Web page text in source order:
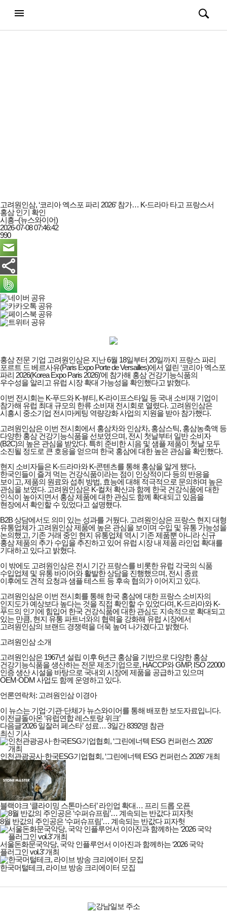
전체메뉴
열기/
검색
열기/
고려원인삼, ‘코리아 엑스포 파리 2026’ 참가… K-드라마 타고 프랑스서
홍삼 인기 확인
시흥--(뉴스와이어)
2026-07-08 07:46:42
990
홍삼 전문 기업 고려원인삼은 지난 6월 18일부터 20일까지 프랑스 파리
포르트 드 베르사유(Paris Expo Porte de Versailles)에서 열린 ‘코리아 엑스포
파리 2026(Korea Expo Paris 2026)’에 참가해 홍삼 건강기능식품의
우수성을 알리고 유럽 시장 확대 가능성을 확인했다고 밝혔다.
이번 전시회는 K-푸드와 K-뷰티, K-라이프스타일 등 국내 소비재 기업이
참가해 유럽 최대 규모의 한류 소비재 전시회로 열렸다. 고려원인삼은
시흥시 중소기업 전시마케팅 역량강화 사업의 지원을 받아 참가했다.
고려원인삼은 이번 전시회에서 홍삼차와 인삼차, 홍삼스틱, 홍삼농축액 등
다양한 홍삼 건강기능식품을 선보였으며, 전시 첫날부터 일반 소비자
(B2C)의 높은 관심을 받았다. 특히 준비한 시음 및 샘플 제품이 첫날 모두
소진될 정도로 큰 호응을 얻으며 한국 홍삼에 대한 높은 관심을 확인했다.
현지 소비자들은 K-드라마와 K-콘텐츠를 통해 홍삼을 알게 됐다,
한국인들이 즐겨 먹는 건강식품이라는 점이 인상적이다 등의 반응을
보이고, 제품의 원료와 섭취 방법, 효능에 대해 적극적으로 문의하며 높은
관심을 보였다. 고려원인삼은 K-컬처 확산과 함께 한국 건강식품에 대한
인식이 높아지면서 홍삼 제품에 대한 관심도 함께 확대되고 있음을
현장에서 확인할 수 있었다고 설명했다.
B2B 상담에서도 의미 있는 성과를 거뒀다. 고려원인삼은 프랑스 현지 대형
유통업체가 고려원인삼 제품에 높은 관심을 보이며 수입 및 유통 가능성을
논의했고, 기존 거래 중인 현지 유통업체 역시 기존 제품뿐 아니라 신규
홍삼 제품의 추가 수입을 추진하고 있어 유럽 시장 내 제품 라인업 확대를
기대하고 있다고 밝혔다.
이 밖에도 고려원인삼은 전시 기간 프랑스를 비롯한 유럽 각국의 식품
수입업체 및 유통 바이어와 활발한 상담을 진행했으며, 전시 종료
이후에도 견적 요청과 샘플 테스트 등 후속 협의가 이어지고 있다.
고려원인삼은 이번 전시회를 통해 한국 홍삼에 대한 프랑스 소비자의
인지도가 예상보다 높다는 것을 직접 확인할 수 있었다며, K-드라마와 K-
푸드의 인기에 힘입어 한국 건강식품에 대한 관심도 지속적으로 확대되고
있는 만큼, 현지 유통 파트너와의 협력을 강화해 유럽 시장에서
고려원인삼의 브랜드 경쟁력을 더욱 높여 나가겠다고 밝혔다.
고려원인삼 소개
고려원인삼은 1967년 설립 이후 6년근 홍삼을 기반으로 다양한 홍삼
건강기능식품을 생산하는 전문 제조기업으로, HACCP와 GMP, ISO 22000
인증 생산 시설을 바탕으로 국내외 시장에 제품을 공급하고 있으며
OEM·ODM 사업도 함께 운영하고 있다.
언론연락처: 고려원인삼 이경아
이 뉴스는 기업·기관·단체가 뉴스와이어를 통해 배포한 보도자료입니다.
이전글돌아온 ‘유럽연합 레스토랑 위크’
다음글‘2026 일잘러 페스타’ 성료… 3일간 8392명 참관
최신 기사
인천관광공사·한국ESG기업협회, ‘그린에너텍 ESG 컨퍼런스 2026’ 개최
블랙야크 ‘클라이밍 스톤마스터’ 라인업 확대… 프리 드롭 오픈
8월 반값의 주인공은 ‘수퍼슈프림’… 계속되는 반값다 피자헛
서울돈화문국악당, 국악 인플루언서 이아진과 함께하는 ‘2026 국악
플러그인 vol.3’ 개최
한국머털테크, 라이브 방송 크리에이터 모집